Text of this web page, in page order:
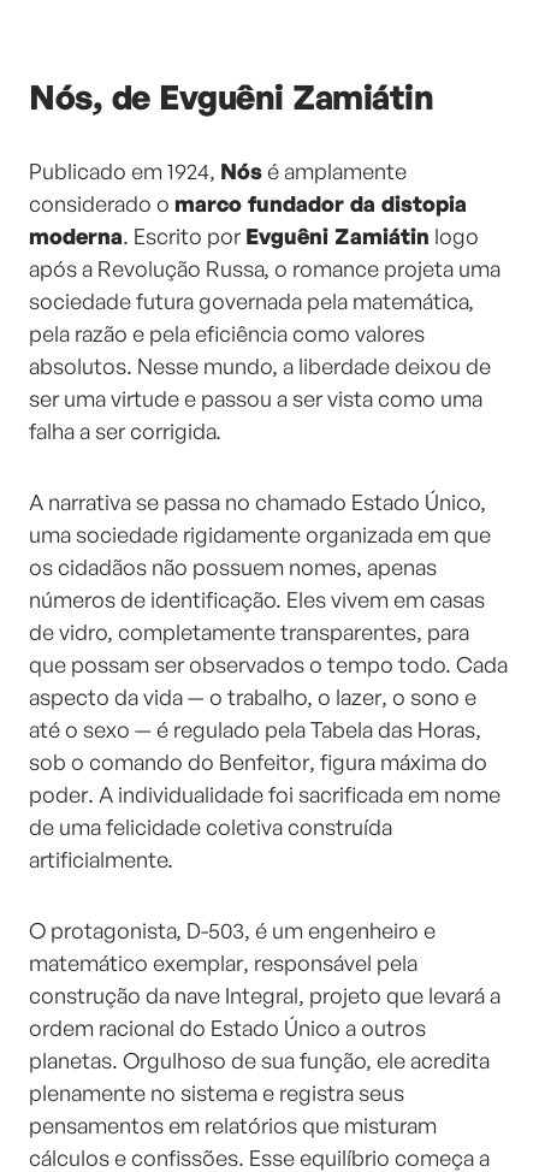
Nós, de Evguêni Zamiátin
Publicado em 1924, Nósé amplamente
considerado o marco fundador da distopia
moderna. Escrito por Evguêni Zamiátin logo
após a Revolução Russa, o romance projeta uma
sociedade futura governada pela matemática,
pela razão e pela eficiência como valores
absolutos. Nesse mundo, a liberdade deixou de
ser uma virtude e passou a ser vista como uma
falha a ser corrigida.
A narrativa se passa no chamado Estado Único,
uma sociedade rigidamente organizada em que
os cidadãos não possuem nomes, apenas
números de identificação. Eles vivem em casas
de vidro, completamente transparentes, para
que possam ser observados o tempo todo. Cada
aspecto da vida — o trabalho, o lazer, o sono e
até o sexo — é regulado pela Tabela das Horas,
sob o comando do Benfeitor, figura máxima do
poder. A individualidade foi sacrificada em nome
de uma felicidade coletiva construída
artificialmente.
O protagonista, D-503, é um engenheiro e
matemático exemplar, responsável pela
construção da nave Integral, projeto que levará a
ordem racional do Estado Único a outros
planetas. Orgulhoso de sua função, ele acredita
plenamente no sistema e registra seus
pensamentos em relatórios que misturam
cálculos e confissões. Esse equilíbrio começa a